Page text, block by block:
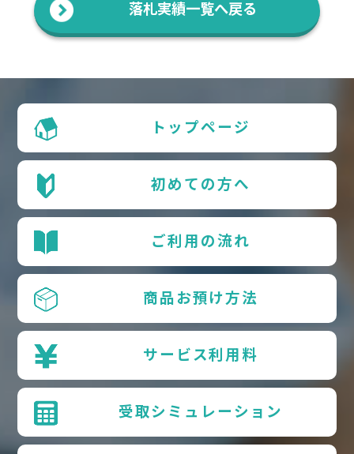
落札実績一覧へ戻る
トップページ
初めての方へ
ご利用の流れ
商品お預け方法
サービス利用料
受取シミュレーション